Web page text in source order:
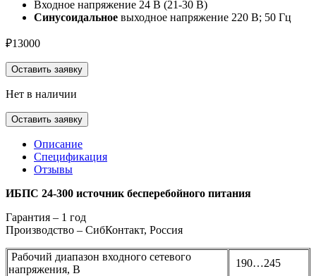
Входное напряжение 24 В (21-30 В)
Синусоидальное выходное напряжение 220 В; 50 Гц
₽13000
Оставить заявку
Нет в наличии
Оставить заявку
Описание
Спецификация
Отзывы
ИБПС 24-300 источник бесперебойного питания
Гарантия – 1 год
Производство – СибКонтакт, Россия
Рабочий диапазон входного сетевого
напряжения, В
190…245